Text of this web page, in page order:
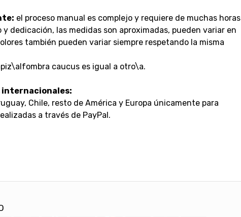
el proceso manual es complejo y requiere de muchas horas
y dedicación, las medidas son aproximadas, pueden variar en
también pueden variar siempre respetando la misma
caucus es igual a otro\a.
internacionales:
Chile, resto de América y Europa únicamente para
a través de PayPal.